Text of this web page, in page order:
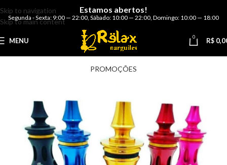
Skip to navigation
Skip to main content
Estamos abertos!
Segunda - Sexta: 9:00 — 22:00 Sábado: 10:00 — 22:00 Domingo: 10:00 — 18:00
MENU 0 R$
PROMOÇÕES